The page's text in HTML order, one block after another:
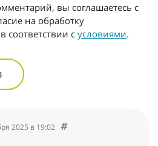
вы соглашаетесь с
на обработку
соответствии с условиями.
2025 в 19:02